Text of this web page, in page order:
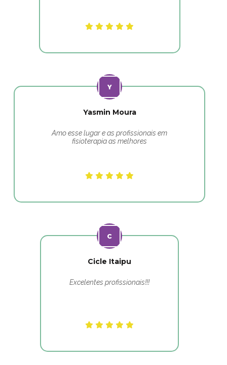
Yasmin Moura
Amo esse lugar e as profissionais em
fisioterapia as melhores
Cicle Itaipu
Excelentes profissionais!!!